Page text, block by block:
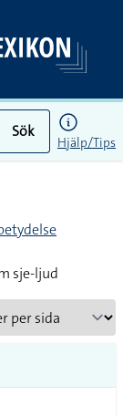
Sök
Hjälp/Tips
sje-ljud